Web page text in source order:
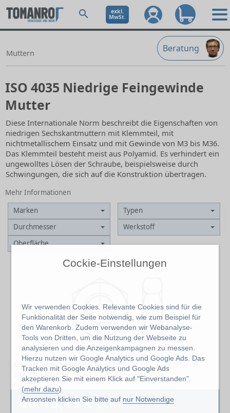
Cockie-Einstellungen
Wir verwenden Cookies. Relevante Cookies sind für die
Funktionalität der Seite notwendig, wie zum Beispiel für
den Warenkorb. Zudem verwenden wir Webanalyse-
Tools von Dritten, um die Nutzung der Webseite zu
analysieren und die Anzeigenkampagnen zu messen.
Hierzu nutzen wir Google Analytics und Google Ads. Das
Tracken mit Google Analytics und Google Ads
akzeptieren Sie mit einem Klick auf "Einverstanden".
(mehr dazu)
Ansonsten klicken Sie bitte auf nur Notwendige
exkl.
MwSt.
Beratung
Muttern
ISO 4035 Niedrige Feingewinde
Mutter
Diese Internationale Norm beschreibt die Eigenschaften von
niedrigen Sechskantmuttern mit Klemmteil, mit
nichtmetallischem Einsatz und mit Gewinde von M3 bis M36.
Das Klemmteil besteht meist aus Polyamid. Es verhindert ein
ungewolltes Lösen der Schraube, beispielsweise durch
Schwingungen, die sich auf die Konstruktion übertragen.
Mehr Informationen
Marken
Typen
Durchmesser
Werkstoff
Oberfläche
05 galv. verz. Muttern ISO 4035
Durchmesser
4 mm - 22 mm
Artikel: 10
ab 13,49 €